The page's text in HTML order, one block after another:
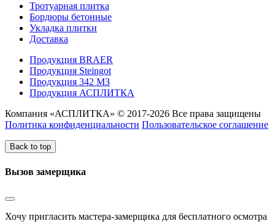
Тротуарная плитка
Бордюры бетонные
Укладка плитки
Доставка
Продукция BRAER
Продукция Steingot
Продукция 342 МЗ
Продукция АСПЛИТКА
Компания «АСПЛИТКА» © 2017-2026 Все права защищены
Политика конфиденциальности Пользовательское соглашение
Back to top
Вызов замерщика
Хочу пригласить мастера-замерщика для бесплатного осмотра